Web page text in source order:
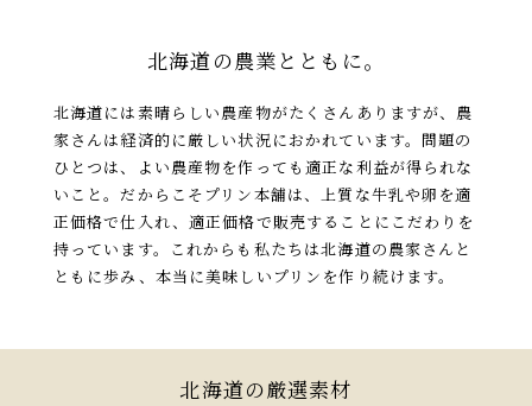
北海道の農業とともに。
北海道には素晴らしい農産物がたくさんありますが、農
家さんは経済的に厳しい状況におかれています。 問題の
ひとつは、よい農産物を作っても適正な利益が得られな
いこと。だからこそプリン本舗は、上質な牛乳や卵を適
正価格で仕入れ、適正価格で販売することにこだわりを
持っています。
これからも私たちは北海道の農家さんと
ともに歩み、本当に美味しいプリンを作り続けます。
北海道の厳選素材